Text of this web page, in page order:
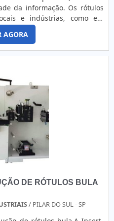
contratada, a fim de evitar
rótulo de
e inovadora , qualificações
suas ações no resultado
alta qualidade, onde são
equipamentos de última
profissionais certificados,
excelência de ponta a
EM ETIQUETAS
as melhores variedades no
for etiquetas adesivas
opção mais confiável,
flow pack, lacres
para eventos..
da informação. Os rótulos
e indústrias, como em
de bijuterias, em venda de
entre outros. Dessa
de qualidade, que não
AGORA
DE RÓTULOS BULA
/ PILAR DO SUL - SP